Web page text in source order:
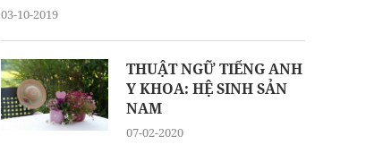
03-10-2019
THUẬT NGỮ TIẾNG ANH
Y KHOA: HỆ SINH SẢN
NAM
07-02-2020